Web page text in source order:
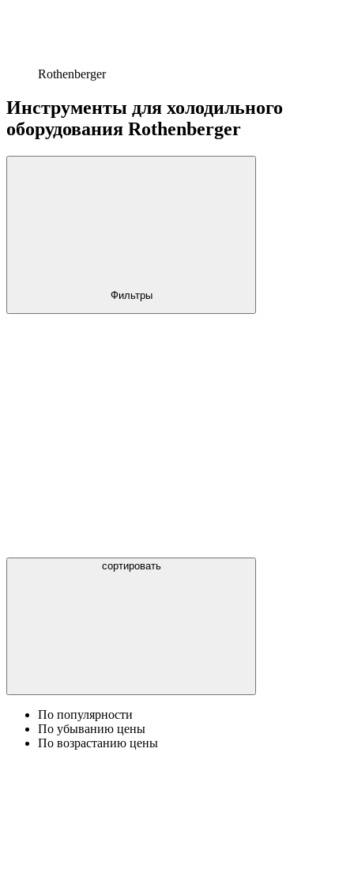
Rothenberger
Инструменты для холодильного
оборудования Rothenberger
Фильтры
сортировать
По популярности
По убыванию цены
По возрастанию цены